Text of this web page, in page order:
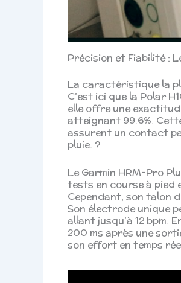
Précision et Fiabilité :
La caractéristique la
C’est ici que la Polar
elle offre une
atteignant 99.6%.
assurent un contact
pluie. ?
Le Garmin HRM-Pro
tests en course à pied
Cependant, son talon
Son électrode unique
allant jusqu’à 12 bpm.
200 ms après une
son effort en temps